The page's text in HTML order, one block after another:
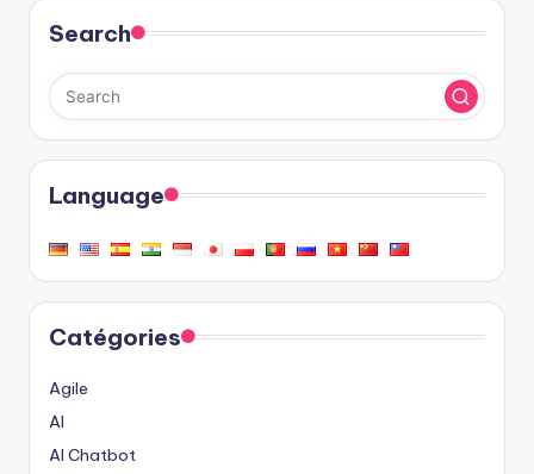
Search
Language
Catégories
Agile
AI
AI Chatbot